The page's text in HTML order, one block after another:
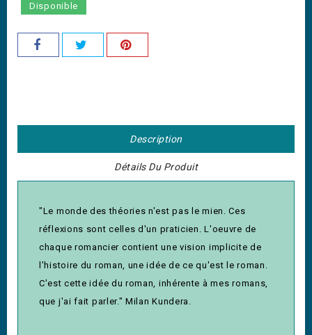
Disponible
Description
Détails Du Produit
"Le monde des théories n'est pas le mien. Ces
réflexions sont celles d'un praticien. L'oeuvre de
chaque romancier contient une vision implicite de
l'histoire du roman, une idée de ce qu'est le roman.
C'est cette idée du roman, inhérente à mes romans,
que j'ai fait parler." Milan Kundera.